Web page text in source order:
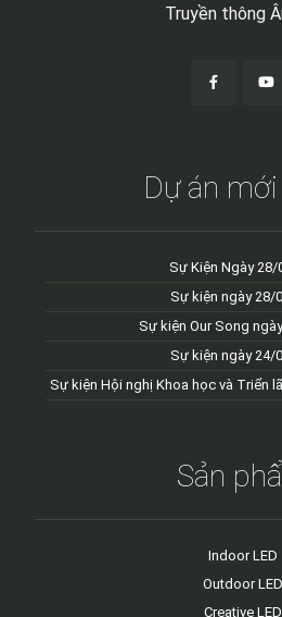
Truyền thông
Dự án
Sự Kiện Ngày 28/
Sự kiện ngày 28/
Sự kiện Our Song
Sự kiện ngày 24/
Sự kiện Hội nghị Khoa học và Triển
Sản
Indoor LED
Outdoor LED
Creative LED